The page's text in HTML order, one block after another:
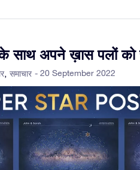
के साथ अपने ख़ास पलों को
समाचार - 20 September 2022